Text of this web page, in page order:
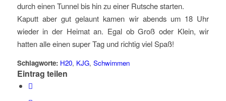
durch einen Tunnel bis hin zu einer Rutsche starten.
Kaputt aber gut gelaunt kamen wir abends um 18 Uhr
wieder in der Heimat an. Egal ob Groß oder Klein, wir
hatten alle einen super Tag und richtig viel Spaß!
Schlagworte: H20, KJG, Schwimmen
Eintrag teilen